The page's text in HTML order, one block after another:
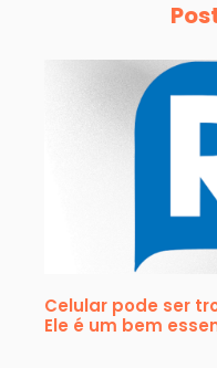
Celular pode ser
Ele é um bem